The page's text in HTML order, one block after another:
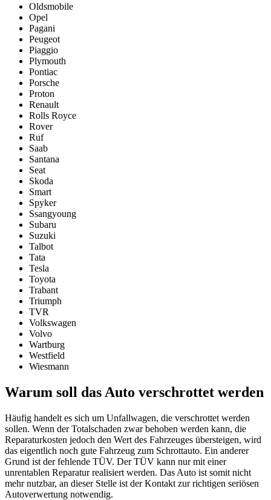
Oldsmobile
Opel
Pagani
Peugeot
Piaggio
Plymouth
Pontiac
Porsche
Proton
Renault
Rolls Royce
Rover
Ruf
Saab
Santana
Seat
Skoda
Smart
Spyker
Ssangyoung
Subaru
Suzuki
Talbot
Tata
Tesla
Toyota
Trabant
Triumph
TVR
Volkswagen
Volvo
Wartburg
Westfield
Wiesmann
Warum soll das Auto verschrottet werden
Häufig handelt es sich um Unfallwagen, die verschrottet werden
sollen. Wenn der Totalschaden zwar behoben werden kann, die
Reparaturkosten jedoch den Wert des Fahrzeuges übersteigen, wird
das eigentlich noch gute Fahrzeug zum Schrottauto. Ein anderer
Grund ist der fehlende TÜV. Der TÜV kann nur mit einer
unrentablen Reparatur realisiert werden. Das Auto ist somit nicht
mehr nutzbar, an dieser Stelle ist der Kontakt zur richtigen seriösen
Autoverwertung notwendig.